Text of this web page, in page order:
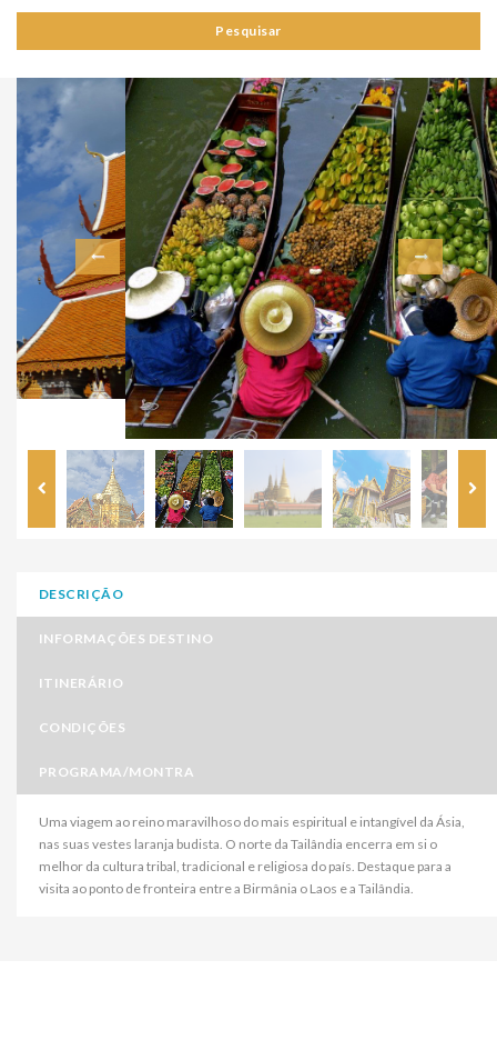
Pesquisar
DESCRIÇÃO
INFORMAÇÕES DESTINO
ITINERÁRIO
CONDIÇÕES
PROGRAMA/MONTRA
Uma viagem ao reino maravilhoso do mais espiritual e intangível da Ásia,
nas suas vestes laranja budista. O norte da Tailândia encerra em si o
melhor da cultura tribal, tradicional e religiosa do país. Destaque para a
visita ao ponto de fronteira entre a Birmânia o Laos e a Tailândia.